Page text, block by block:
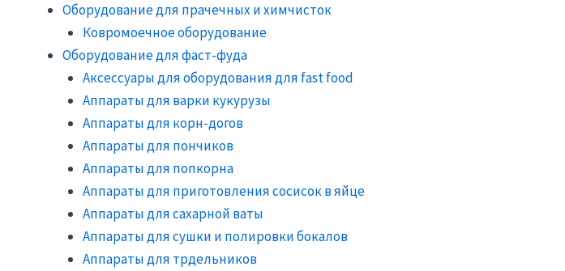
Оборудование для прачечных и химчисток
Ковромоечное оборудование
Оборудование для фаст-фуда
Аксессуары для оборудования для fast food
Аппараты для варки кукурузы
Аппараты для корн-догов
Аппараты для пончиков
Аппараты для попкорна
Аппараты для приготовления сосисок в яйце
Аппараты для сахарной ваты
Аппараты для сушки и полировки бокалов
Аппараты для трдельников